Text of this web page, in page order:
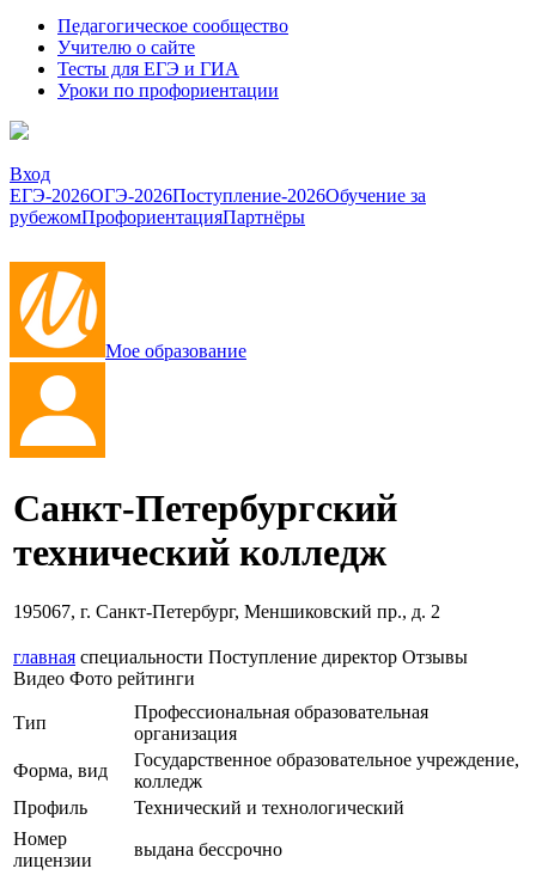
Педагогическое сообщество
Учителю о сайте
Тесты для ЕГЭ и ГИА
Уроки по профориентации
Вход
ЕГЭ-2026ОГЭ-2026Поступление-2026Обучение за
рубежомПрофориентацияПартнёры
Мое образование
Санкт-Петербургский
технический колледж
195067, г. Санкт-Петербург, Меншиковский пр., д. 2
главная специальности Поступление директор Отзывы
Видео Фото рейтинги
Тип
Профессиональная образовательная
организация
Форма, вид
Государственное образовательное учреждение,
колледж
Профиль
Технический и технологический
Номер
лицензии
выдана бессрочно